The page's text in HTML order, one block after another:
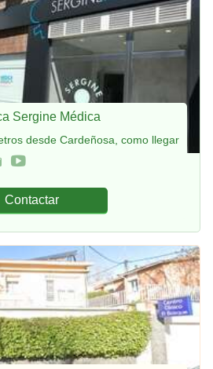
Sergine Médica
desde Cardeñosa, como llegar
Contactar